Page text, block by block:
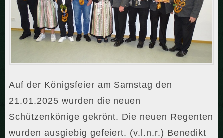
Auf der Königsfeier am Samstag den
21.01.2025 wurden die neuen
Schützenkönige gekrönt. Die neuen Regenten
wurden ausgiebig gefeiert. (v.l.n.r.) Benedikt